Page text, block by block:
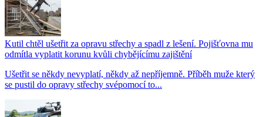
Kutil chtěl ušetřit za opravu střechy a spadl z lešení. Pojišťovna mu
odmítla vyplatit korunu kvůli chybějícímu zajištění
Ušetřit se někdy nevyplatí, někdy až nepříjemně. Příběh muže který
se pustil do opravy střechy svépomocí to...